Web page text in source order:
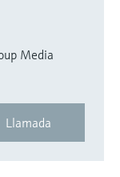
Media
Llamada